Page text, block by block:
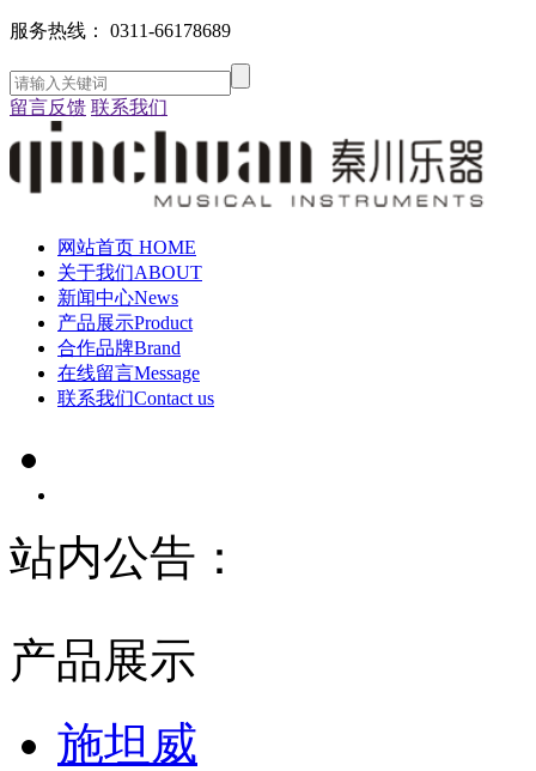
服务热线： 0311-66178689
留言反馈 联系我们
网站首页 HOME
关于我们ABOUT
新闻中心News
产品展示Product
合作品牌Brand
在线留言Message
联系我们Contact us
站内公告：
产品展示
施坦威